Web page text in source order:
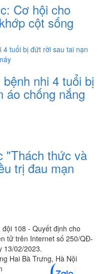
Cơ hội cho
cột sống
nhi 4 tuổi bị
áo chống nắng
"Thách thức và
trị đau mạn
108 - Quyết định cho
tử trên Internet số 250/QĐ-
13/02/2023.
Hai Bà Trưng, Hà Nội